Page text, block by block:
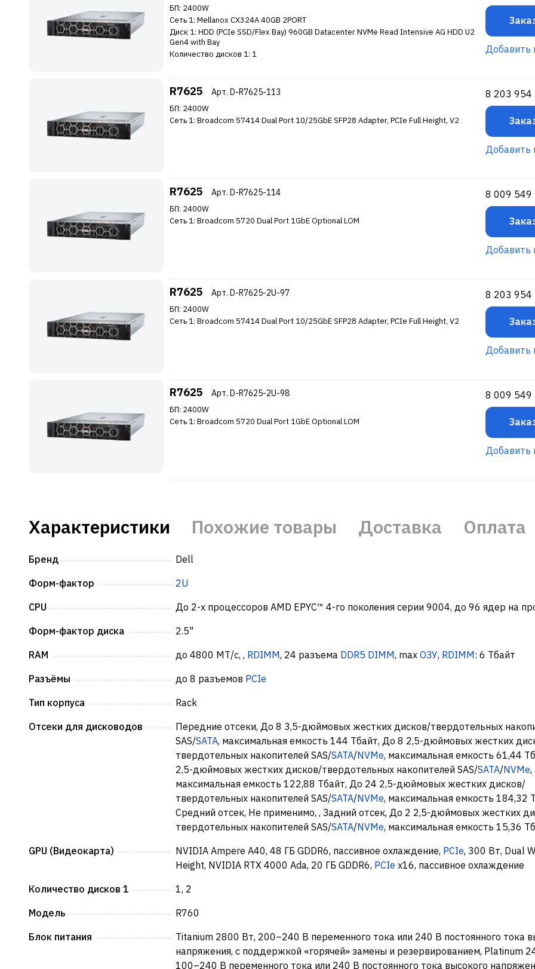
БП: 2400W
Сеть 1: Mellanox CX324A 40GB 2PORT
Диск 1: HDD (PCIe SSD/Flex Bay) 960GB Datacenter NVMe Read Intensive AG HDD U2
Gen4 with Bay
Количество дисков 1: 1
Добавить
R7625 Арт. D-R7625-113
БП: 2400W
Сеть 1: Broadcom 57414 Dual Port 10/25GbE SFP28 Adapter, PCIe Full Height, V2
8 203 954
Добавить
R7625 Арт. D-R7625-114
БП: 2400W
Сеть 1: Broadcom 5720 Dual Port 1GbE Optional LOM
8 009 549
Добавить
R7625 Арт. D-R7625-2U-97
БП: 2400W
Сеть 1: Broadcom 57414 Dual Port 10/25GbE SFP28 Adapter, PCIe Full Height, V2
8 203 954
Добавить
R7625 Арт. D-R7625-2U-98
БП: 2400W
Сеть 1: Broadcom 5720 Dual Port 1GbE Optional LOM
8 009 549
Добавить
Характеристики Похожие товары Доставка Оплата
Бренд
Dell
Форм-фактор
2U
CPU
До 2-х процессоров AMD EPYC™ 4-го поколения серии 9004, до 96 ядер на
Форм-фактор диска
2.5"
RAM
до 4800 МТ/с, , RDIMM, 24 разъема DDR5 DIMM, max ОЗУ, RDIMM: 6 Тбайт
Разъёмы
до 8 разъемов PCIe
Тип корпуса
Rack
Отсеки для дисководов
Передние отсеки, До 8 3,5-дюймовых жестких дисков/твердотельных
SAS/SATA, максимальная емкость 144 Тбайт, До 8 2,5-дюймовых жестких
твердотельных накопителей SAS/SATA/NVMe, максимальная емкость 61,44
2,5-дюймовых жестких дисков/твердотельных накопителей SAS/SATA/NVMe,
максимальная емкость 122,88 Тбайт, До 24 2,5-дюймовых жестких дисков/
твердотельных накопителей SAS/SATA/NVMe, максимальная емкость 184,32
Средний отсек, Не применимо, , Задний отсек, До 2 2,5-дюймовых жестких
твердотельных накопителей SAS/SATA/NVMe, максимальная емкость 15,36
GPU (Видеокарта)
NVIDIA Ampere A40, 48 ГБ GDDR6, пассивное охлаждение, PCIe, 300 Вт, Dual
Height, NVIDIA RTX 4000 Ada, 20 ГБ GDDR6, PCIe x16, пассивное охлаждение
Количество дисков 1
1, 2
Модель
R760
Блок питания
Titanium 2800 Вт, 200–240 В переменного тока или 240 В постоянного тока
напряжения, с поддержкой «горячей» замены и резервированием, Platinum
100–240 В переменного тока или 240 В постоянного тока высокого